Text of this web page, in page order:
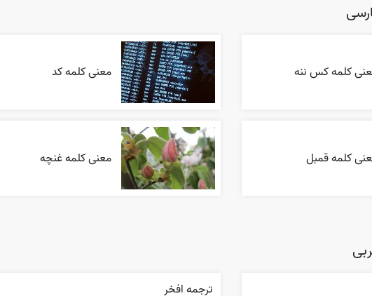
کلمه کس ننه معنی کلمه کد
کلمه قمبل معنی کلمه غنچه
ترجمه افخر